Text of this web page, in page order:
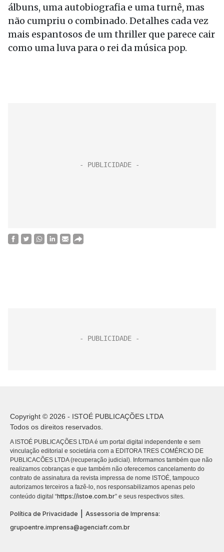
álbuns, uma autobiografia e uma turnê, mas
não cumpriu o combinado. Detalhes cada vez
mais espantosos de um thriller que parece cair
como uma luva para o rei da música pop.
Copyright © 2026 - ISTOÉ PUBLICAÇÕES LTDA
Todos os direitos reservados.
A ISTOÉ PUBLICAÇÕES LTDA é um portal digital independente e sem
vinculação editorial e societária com a EDITORA TRES COMÉRCIO DE
PUBLICACÕES LTDA (recuperação judicial). Informamos também que não
realizamos cobranças e que também não oferecemos cancelamento do
contrato de assinatura da revista impressa de nome ISTOÉ, tampouco
autorizamos terceiros a fazê-lo, nos responsabilizamos apenas pelo
conteúdo digital “https://istoe.com.br” e seus respectivos sites.
Política de Privacidade | Assessoria de Imprensa:
grupoentre.imprensa@agenciafr.com.br